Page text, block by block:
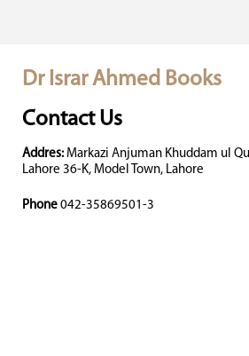
Dr Israr Ahmed Books
Contact Us
Addres: Markazi Anjuman Khuddam ul
Lahore 36-K, Model Town, Lahore
Phone 042-35869501-3